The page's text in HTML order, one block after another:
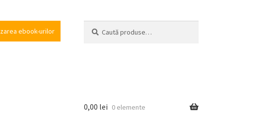
ebook-urilor
după:
0,00 lei 0 elemente